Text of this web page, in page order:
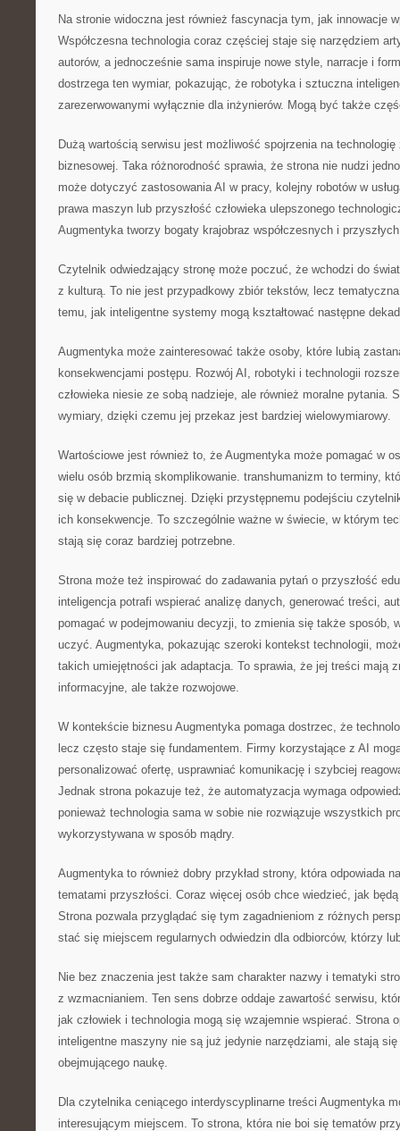
Na stronie widoczna jest również fascynacja tym, jak innowacje
Współczesna technologia coraz częściej staje się narzędziem
autorów, a jednocześnie sama inspiruje nowe style, narracje i
dostrzega ten wymiar, pokazując, że robotyka i sztuczna
zarezerwowanymi wyłącznie dla inżynierów. Mogą być także
Dużą wartością serwisu jest możliwość spojrzenia na technologię
biznesowej. Taka różnorodność sprawia, że strona nie nudzi
może dotyczyć zastosowania AI w pracy, kolejny robotów w
prawa maszyn lub przyszłość człowieka ulepszonego
Augmentyka tworzy bogaty krajobraz współczesnych i
Czytelnik odwiedzający stronę może poczuć, że wchodzi do
z kulturą. To nie jest przypadkowy zbiór tekstów, lecz
temu, jak inteligentne systemy mogą kształtować następne
Augmentyka może zainteresować także osoby, które lubią
konsekwencjami postępu. Rozwój AI, robotyki i technologii
człowieka niesie ze sobą nadzieje, ale również moralne pytania.
wymiary, dzięki czemu jej przekaz jest bardziej wielowymiarowy.
Wartościowe jest również to, że Augmentyka może pomagać w
wielu osób brzmią skomplikowanie. transhumanizm to terminy,
się w debacie publicznej. Dzięki przystępnemu podejściu
ich konsekwencje. To szczególnie ważne w świecie, w którym
stają się coraz bardziej potrzebne.
Strona może też inspirować do zadawania pytań o przyszłość
inteligencja potrafi wspierać analizę danych, generować treści,
pomagać w podejmowaniu decyzji, to zmienia się także sposób,
uczyć. Augmentyka, pokazując szeroki kontekst technologii,
takich umiejętności jak adaptacja. To sprawia, że jej treści mają
informacyjne, ale także rozwojowe.
W kontekście biznesu Augmentyka pomaga dostrzec, że
lecz często staje się fundamentem. Firmy korzystające z AI
personalizować ofertę, usprawniać komunikację i szybciej
Jednak strona pokazuje też, że automatyzacja wymaga
ponieważ technologia sama w sobie nie rozwiązuje wszystkich
wykorzystywana w sposób mądry.
Augmentyka to również dobry przykład strony, która odpowiada
tematami przyszłości. Coraz więcej osób chce wiedzieć, jak
Strona pozwala przyglądać się tym zagadnieniom z różnych
stać się miejscem regularnych odwiedzin dla odbiorców, którzy
Nie bez znaczenia jest także sam charakter nazwy i tematyki
z wzmacnianiem. Ten sens dobrze oddaje zawartość serwisu,
jak człowiek i technologia mogą się wzajemnie wspierać. Strona
inteligentne maszyny nie są już jedynie narzędziami, ale stają
obejmującego naukę.
Dla czytelnika ceniącego interdyscyplinarne treści Augmentyka
interesującym miejscem. To strona, która nie boi się tematów